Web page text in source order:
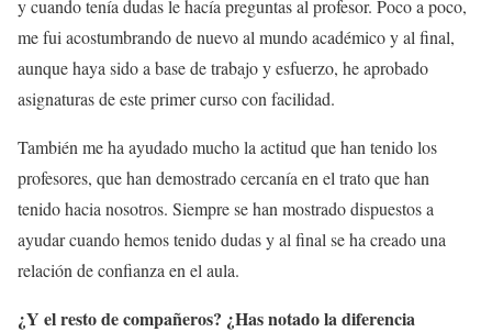
y cuando tenía dudas le hacía preguntas al profesor. Poco a poco,
me fui acostumbrando de nuevo al mundo académico y al final,
aunque haya sido a base de trabajo y esfuerzo, he aprobado
asignaturas de este primer curso con facilidad.
También me ha ayudado mucho la actitud que han tenido los
profesores, que han demostrado cercanía en el trato que han
tenido hacia nosotros. Siempre se han mostrado dispuestos a
ayudar cuando hemos tenido dudas y al final se ha creado una
relación de confianza en el aula.
¿Y el resto de compañeros? ¿Has notado la diferencia